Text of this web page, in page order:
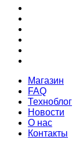
Магазин
FAQ
Техноблог
Новости
О нас
Контакты